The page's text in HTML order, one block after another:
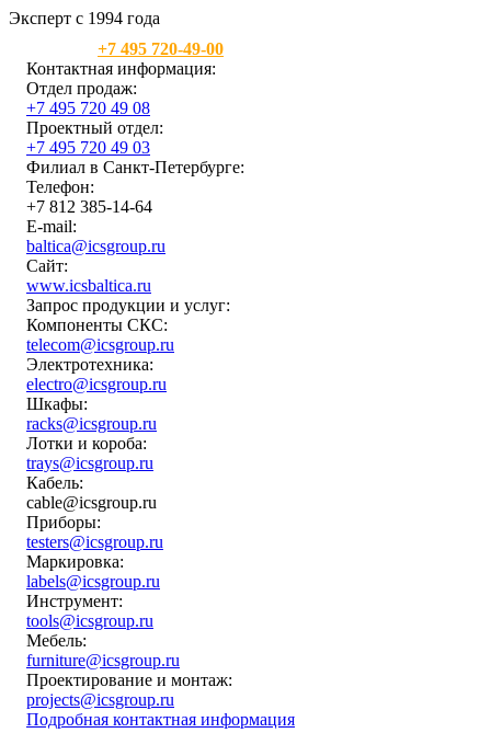
Эксперт с 1994 года
+7 495 720-49-00
Контактная информация:
Отдел продаж:
+7 495 720 49 08
Проектный отдел:
+7 495 720 49 03
Филиал в Санкт-Петербурге:
Телефон:
+7 812 385-14-64
E-mail:
baltica@icsgroup.ru
Сайт:
www.icsbaltica.ru
Запрос продукции и услуг:
Компоненты СКС:
telecom@icsgroup.ru
Электротехника:
electro@icsgroup.ru
Шкафы:
racks@icsgroup.ru
Лотки и короба:
trays@icsgroup.ru
Кабель:
cable@icsgroup.ru
Приборы:
testers@icsgroup.ru
Маркировка:
labels@icsgroup.ru
Инструмент:
tools@icsgroup.ru
Мебель:
furniture@icsgroup.ru
Проектирование и монтаж:
projects@icsgroup.ru
Подробная контактная информация